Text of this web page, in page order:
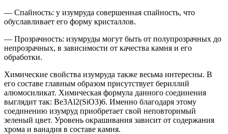
— Спайность: у изумруда совершенная спайность, что
обуславливает его форму кристаллов.
— Прозрачность: изумруды могут быть от полупрозрачных до
непрозрачных, в зависимости от качества камня и его
обработки.
Химические свойства изумруда также весьма интересны. В
его составе главным образом присутствует бериллий
алюмосиликат. Химическая формула данного соединения
выглядит так: Be3Al2(SiO3)6. Именно благодаря этому
соединению изумруд приобретает свой неповторимый
зеленый цвет. Уровень окрашивания зависит от содержания
хрома и ванадия в составе камня.